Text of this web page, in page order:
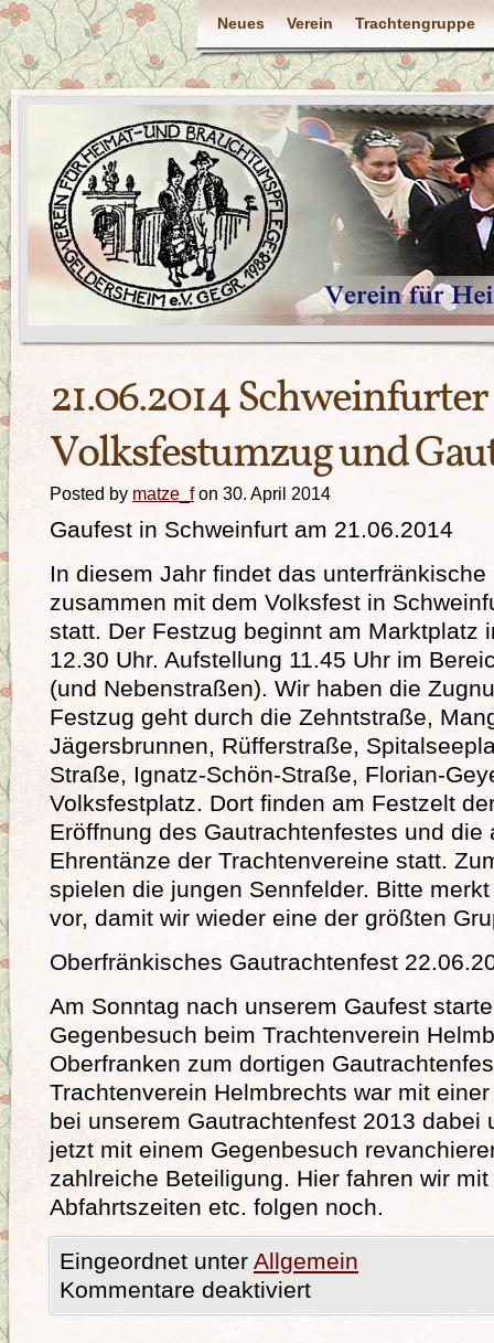
Neues Verein Trachtengruppe
21.06.2014 Schweinfurter
Volksfestumzug und
Posted by matze_fon 30. April 2014
Gaufest in Schweinfurt am 21.06.2014
In diesem Jahr findet das
zusammen mit dem Volksfest in
statt. Der Festzug beginnt am Marktplatz
12.30 Uhr. Aufstellung 11.45 Uhr im
(und Nebenstraßen). Wir haben die
Festzug geht durch die Zehntstraße,
Jägersbrunnen, Rüfferstraße,
Straße, Ignatz-Schön-Straße, Florian-
Volksfestplatz. Dort finden am Festzelt
Eröffnung des Gautrachtenfestes und die
Ehrentänze der Trachtenvereine statt.
spielen die jungen Sennfelder. Bitte
vor, damit wir wieder eine der größten
Oberfränkisches Gautrachtenfest
Am Sonntag nach unserem Gaufest
Gegenbesuch beim Trachtenverein
Oberfranken zum dortigen
Trachtenverein Helmbrechts war mit
bei unserem Gautrachtenfest 2013 dabei
jetzt mit einem Gegenbesuch
zahlreiche Beteiligung. Hier fahren wir
Abfahrtszeiten etc. folgen noch.
Eingeordnet unter Allgemein
Kommentare deaktiviert